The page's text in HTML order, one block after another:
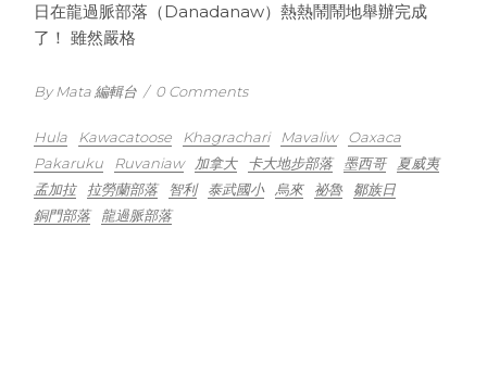
日在龍過脈部落（Danadanaw）熱熱鬧鬧地舉辦完成
了！ 雖然嚴格
By Mata 編輯台 / 0 Comments
Hula Kawacatoose Khagrachari Mavaliw
Oaxaca
Pakaruku
Ruvaniaw 加拿大 卡大地步部落 墨西哥
夏威夷
孟加拉
拉勞蘭部落 智利 泰武國小 烏來 祕魯
鄒族日
銅門部落
龍過脈部落